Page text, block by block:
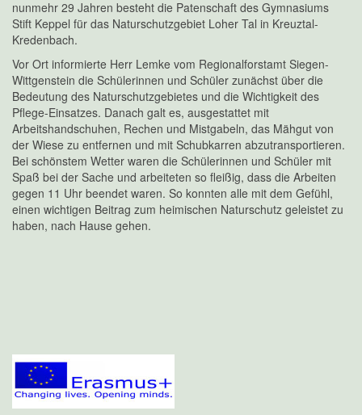
nunmehr 29 Jahren besteht die Patenschaft des Gymnasiums
Stift Keppel für das Naturschutzgebiet Loher Tal in Kreuztal-
Kredenbach.
Vor Ort informierte Herr Lemke vom Regionalforstamt Siegen-
Wittgenstein die Schülerinnen und Schüler zunächst über die
Bedeutung des Naturschutzgebietes und die Wichtigkeit des
Pflege-Einsatzes. Danach galt es, ausgestattet mit
Arbeitshandschuhen, Rechen und Mistgabeln, das Mähgut von
der Wiese zu entfernen und mit Schubkarren abzutransportieren.
Bei schönstem Wetter waren die Schülerinnen und Schüler mit
Spaß bei der Sache und arbeiteten so fleißig, dass die Arbeiten
gegen 11 Uhr beendet waren. So konnten alle mit dem Gefühl,
einen wichtigen Beitrag zum heimischen Naturschutz geleistet zu
haben, nach Hause gehen.